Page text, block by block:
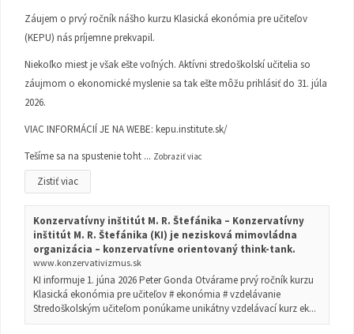
Záujem o prvý ročník nášho kurzu Klasická ekonómia pre učiteľov
(KEPU) nás príjemne prekvapil.
Niekoľko miest je však ešte voľných. Aktívni stredoškolskí učitelia so
záujmom o ekonomické myslenie sa tak ešte môžu prihlásiť do 31. júla
2026.
VIAC INFORMÁCIÍ JE NA WEBE: kepu.institute.sk/
Tešíme sa na spustenie toht ... Zobraziť viac
Zistiť viac
Konzervatívny inštitút M. R. Štefánika – Konzervatívny
inštitút M. R. Štefánika (KI) je nezisková mimovládna
organizácia – konzervatívne orientovaný think-tank.
www.konzervativizmus.sk
KI informuje 1. júna 2026 Peter Gonda Otvárame prvý ročník kurzu
Klasická ekonómia pre učiteľov # ekonómia # vzdelávanie
Stredoškolským učiteľom ponúkame unikátny vzdelávací kurz ek...